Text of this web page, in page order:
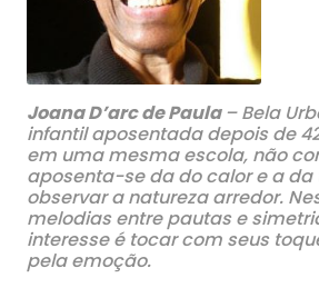
Joana D’arc de Paula– Bela
infantil aposentada depois de
em uma mesma escola, não
aposenta-se da do calor e a da
observar a natureza arredor.
melodias entre pautas e
interesse é tocar com seus
pela emoção.